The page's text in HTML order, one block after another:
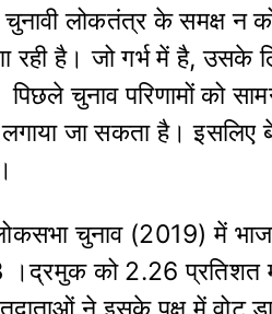
लोकतंत्र के समक्ष न
रही है। जो गर्भ में है, उसके
चुनाव परिणामों को
जा सकता है। इसलिए
चुनाव (2019) में
।द्रमुक को 2.26 प्रतिशत